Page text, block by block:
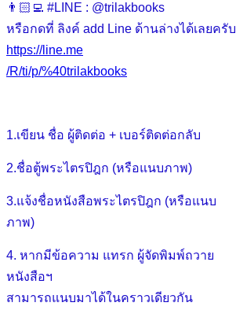
👨🏻‍💻 #LINE : @trilakbooks
หรือกดที่ ลิงค์ add Line ด้านล่างได้เลยครับ
https://line.me
/R/ti/p/%40trilakbooks
1.เขียน ชื่อ ผู้ติดต่อ + เบอร์ติดต่อกลับ
2.ชื่อตู้พระไตรปิฎก (หรือแนบภาพ)
3.แจ้งชื่อหนังสือพระไตรปิฎก (หรือแนบ
ภาพ)
4. หากมีข้อความ แทรก ผู้จัดพิมพ์ถวาย
หนังสือฯ
สามารถแนบมาได้ในคราวเดียวกัน